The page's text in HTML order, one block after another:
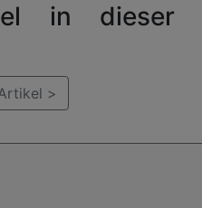
in dieser
>